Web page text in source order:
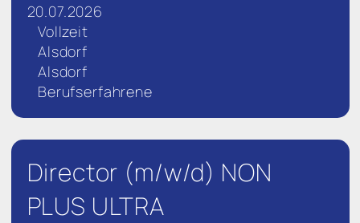
20.07.2026
Vollzeit
Alsdorf
Alsdorf
Berufserfahrene
Director (m/w/d) NON
PLUS ULTRA